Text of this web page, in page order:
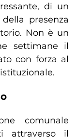
di un
presenza
Non è un
settimane il
con forza al
comunale
attraverso il